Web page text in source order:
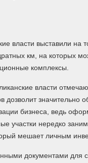
власти выставили на
км, на которых
комплексы.
власти
дозволит значительно
бизнеса, ведь
участки нередко
мешает личным
документами для